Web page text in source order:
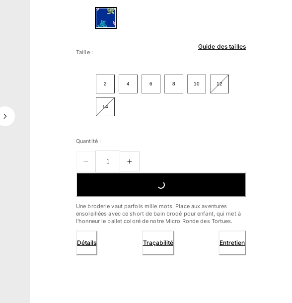
Guide des tailles
Taille :
2 4 6 8 10 12
14
Quantité :
LOADING...
Une broderie vaut parfois mille mots. Place aux aventures
ensoleillées avec ce short de bain brodé pour enfant, qui met à
l'honneur le ballet coloré de notre Micro Ronde des Tortues.
Détails Traçabilité Entretien